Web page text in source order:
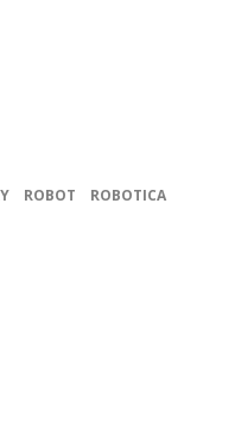
ROBOT
ROBOTICA